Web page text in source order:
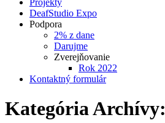
Projekty
DeafStudio Expo
Podpora
2% z dane
Darujme
Zverejňovanie
Rok 2022
Kontaktný formulár
Kategória Archívy: